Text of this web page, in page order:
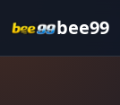
bee99